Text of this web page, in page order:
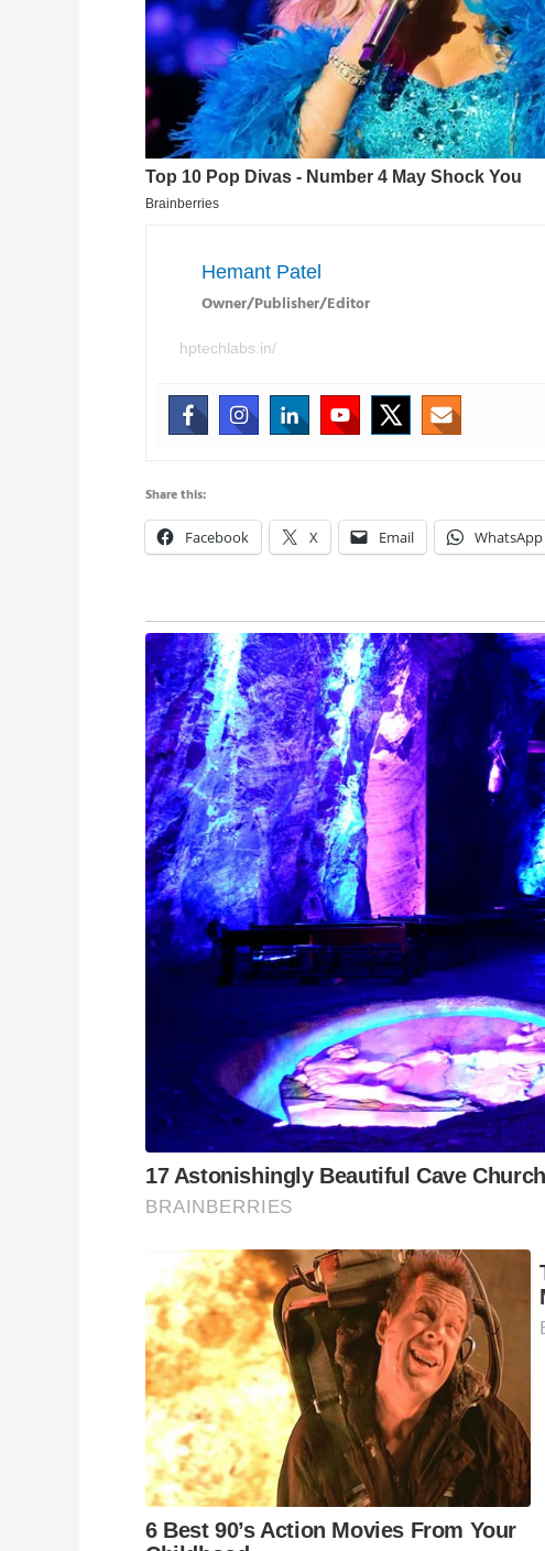
Hemant Patel
Owner/Publisher/Editor
hptechlabs.in/
Share this:
Facebook X Email WhatsApp